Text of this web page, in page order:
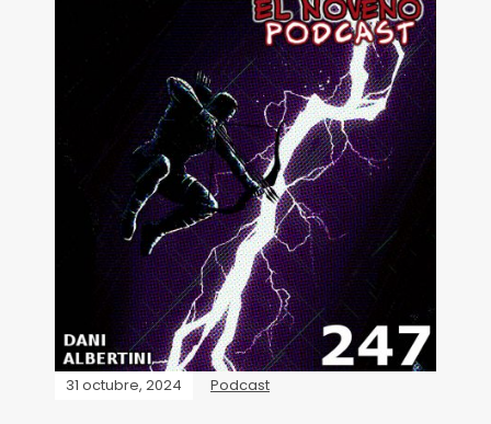
31 octubre, 2024 Podcast